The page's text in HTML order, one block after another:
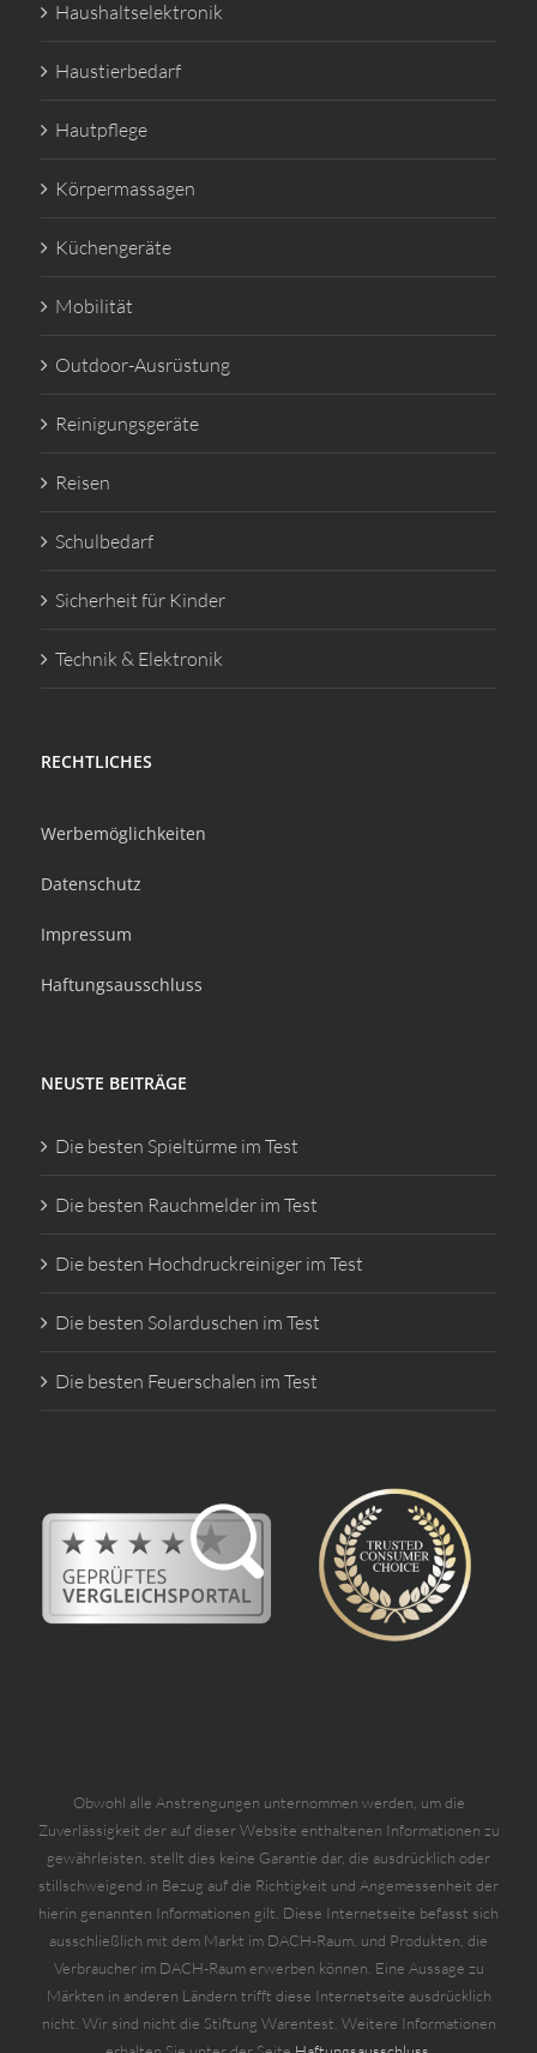
Haushaltselektronik
Haustierbedarf
Hautpflege
Körpermassagen
Küchengeräte
Mobilität
Outdoor-Ausrüstung
Reinigungsgeräte
Reisen
Schulbedarf
Sicherheit für Kinder
Technik & Elektronik
RECHTLICHES
Werbemöglichkeiten
Datenschutz
Impressum
Haftungsausschluss
NEUSTE BEITRÄGE
Die besten Spieltürme im Test
Die besten Rauchmelder im Test
Die besten Hochdruckreiniger im Test
Die besten Solarduschen im Test
Die besten Feuerschalen im Test
Obwohl alle Anstrengungen unternommen werden, um die
Zuverlässigkeit der auf dieser Website enthaltenen Informationen zu
gewährleisten, stellt dies keine Garantie dar, die ausdrücklich oder
stillschweigend in Bezug auf die Richtigkeit und Angemessenheit der
hierin genannten Informationen gilt. Diese Internetseite befasst sich
ausschließlich mit dem Markt im DACH-Raum, und Produkten, die
Verbraucher im DACH-Raum erwerben können. Eine Aussage zu
Märkten in anderen Ländern trifft diese Internetseite ausdrücklich
nicht. Wir sind nicht die Stiftung Warentest. Weitere Informationen